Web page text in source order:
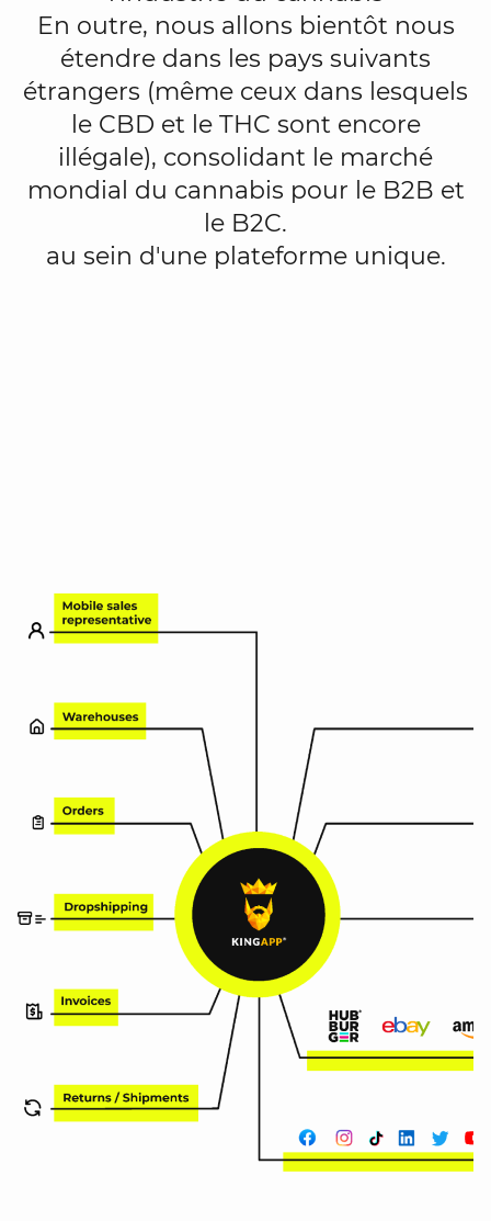
En outre, nous allons bientôt nous
étendre dans les pays suivants
étrangers (même ceux dans lesquels
le CBD et le THC sont encore
illégale), consolidant le marché
mondial du cannabis pour le B2B et
le B2C.
au sein d'une plateforme unique.